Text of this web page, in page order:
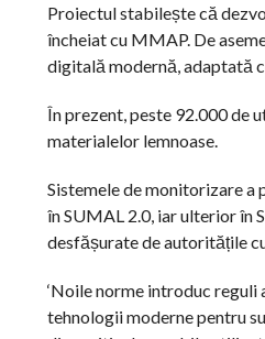
Proiectul stabilește că
încheiat cu MMAP. De
digitală modernă, adaptată
În prezent, peste 92.000 de
materialelor lemnoase.
Sistemele de monitorizare
în SUMAL 2.0, iar ulterior în
desfășurate de autoritățile
‘Noile norme introduc
tehnologii moderne pentru